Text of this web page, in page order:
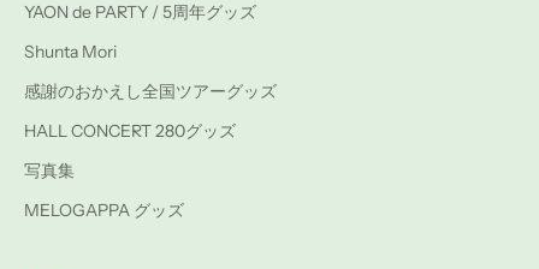
YAON de PARTY / 5周年グッズ
Shunta Mori
感謝のおかえし全国ツアーグッズ
HALL CONCERT 280グッズ
写真集
MELOGAPPA グッズ